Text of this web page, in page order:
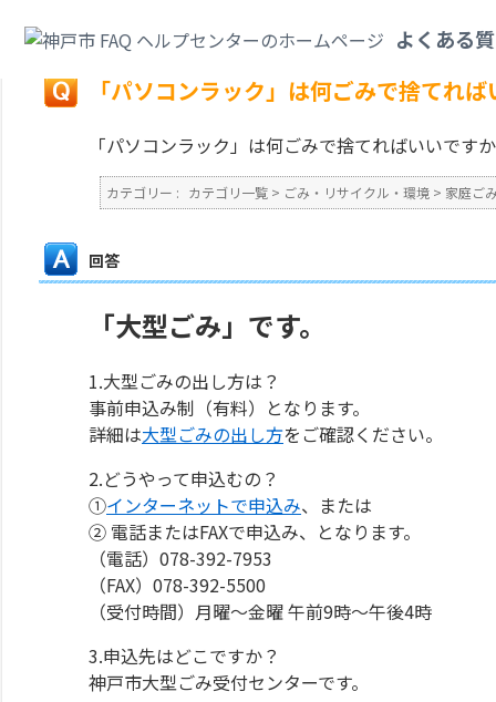
よくある
戻る
「パソコンラック」は何ごみで捨てれ
「パソコンラック」は何ごみで捨てればいいです
カテゴリー : カテゴリ一覧 > ごみ・リサイクル・環境 > 家庭ご
回答
「大型ごみ」です。
1.大型ごみの出し方は？
事前申込み制（有料）となります。
詳細は大型ごみの出し方をご確認ください。
2.どうやって申込むの？
①インターネットで申込み、または
② 電話またはFAXで申込み、となります。
（電話）078-392-7953
（FAX）078-392-5500
（受付時間）月曜～金曜 午前9時～午後4時
3.申込先はどこですか？
神戸市大型ごみ受付センターです。